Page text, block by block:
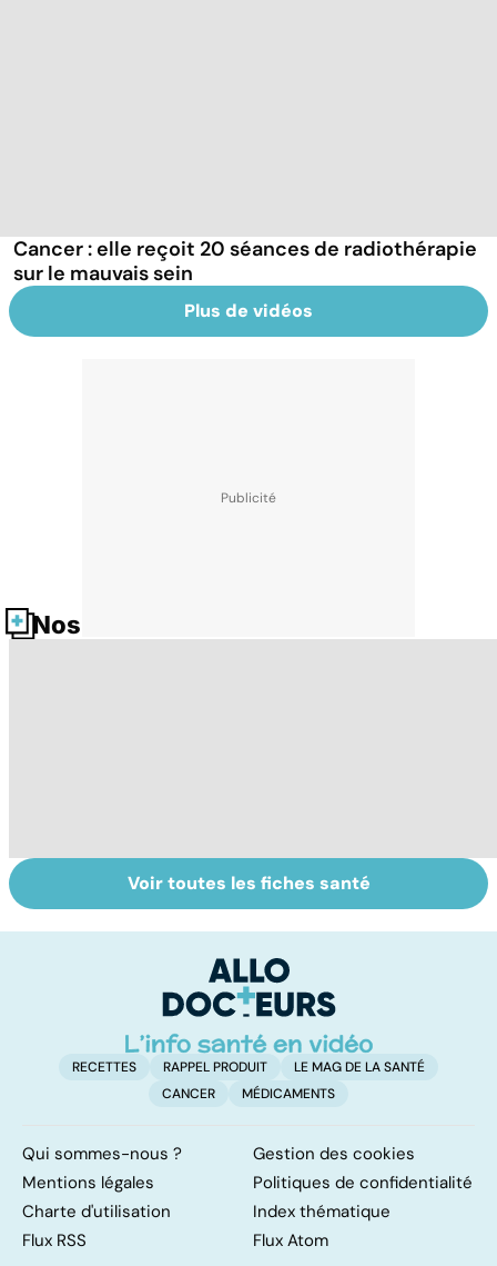
Cancer : elle reçoit 20 séances de radiothérapie
sur le mauvais sein
Plus de vidéos
Nos fiches santé
Mediator® : le
début d'une
Tout savoir sur
les infections
Voir toutes les fiches santé
RECETTES RAPPEL PRODUIT
LE MAG DE LA SANTÉ
CANCER
MÉDICAMENTS
Qui sommes-nous ?
Gestion des cookies
Mentions légales
Politiques de confidentialité
Charte d'utilisation
Index thématique
Flux RSS
Flux Atom